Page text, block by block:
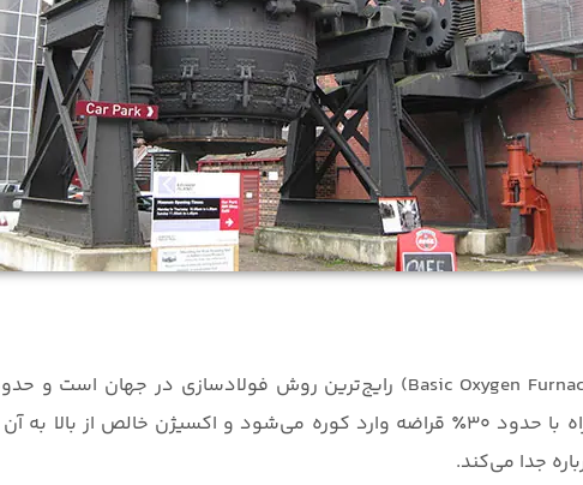
می‌شود. در این روش، آهن مذاب همراه با حدود ۳۰٪ قراضه وارد کوره می‌شود و
جدا می‌کند.